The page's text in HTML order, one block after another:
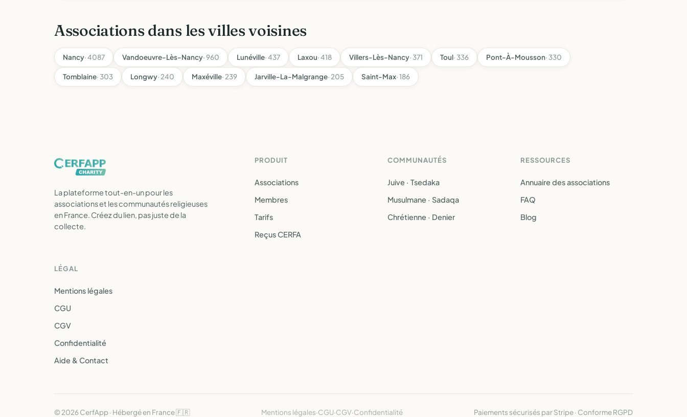
Associations dans les villes voisines
Nancy· 4087 Vandoeuvre-Lès-Nancy· 960 Lunéville· 437 Laxou· 418 Villers-Lès-Nancy· 371 Toul· 336 Pont-À-Mousson· 330
Tomblaine· 303 Longwy· 240 Maxéville· 239 Jarville-La-Malgrange· 205 Saint-Max· 186
La plateforme tout-en-un pour les
associations et les communautés religieuses
en France. Créez du lien, pas juste de la
collecte.
PRODUIT
Associations
Membres
Tarifs
Reçus CERFA
COMMUNAUTÉS
Juive · Tsedaka
Musulmane · Sadaqa
Chrétienne · Denier
RESSOURCES
Annuaire des associations
FAQ
Blog
LÉGAL
Mentions légales
CGU
CGV
Confidentialité
Aide & Contact
© 2026 CerfApp · Hébergé en France 🇫🇷 Mentions légales·CGU·CGV·Confidentialité Paiements sécurisés par Stripe · Conforme RGPD